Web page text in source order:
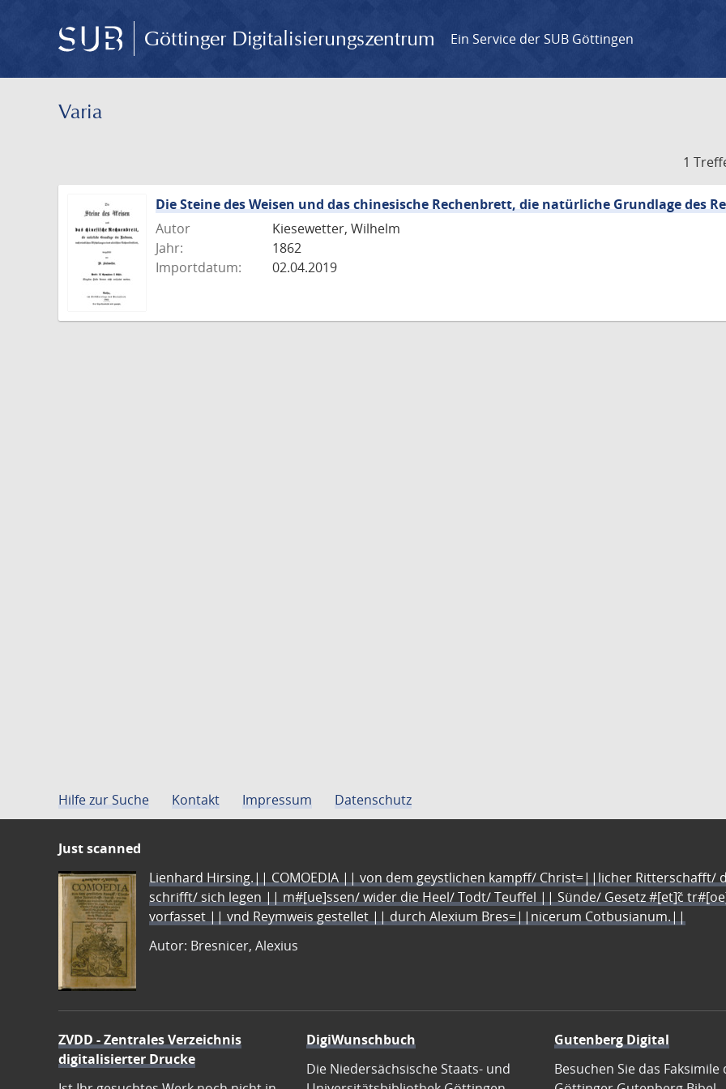
Göttinger Digitalisierungszentrum Ein Service der SUB Göttingen
Varia
1
Die Steine des Weisen und das chinesische Rechenbrett, die natürliche Grundlage des
Autor
Kiesewetter, Wilhelm
Jahr:
1862
Importdatum:
02.04.2019
Hilfe zur Suche Kontakt Impressum Datenschutz
Just scanned
Lienhard Hirsing.|| COMOEDIA || von dem geystlichen kampff/ Christ=||licher Ritterschafft/
schrifft/ sich legen || m#[ue]ssen/ wider die Heel/ Todt/ Teuffel || Sünde/ Gesetz #[et]c̃
vorfasset || vnd Reymweis gestellet || durch Alexium Bres=||nicerum Cotbusianum.||
Autor: Bresnicer, Alexius
ZVDD - Zentrales Verzeichnis
digitalisierter Drucke
DigiWunschbuch
Die Niedersächsische Staats- und
Gutenberg Digital
Besuchen Sie das Faksimile